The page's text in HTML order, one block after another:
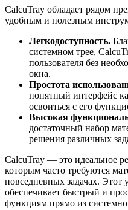
CalcuTray обладает рядом
удобным и полезным
Легкодоступность.
системном трее,
пользователя без
окна.
Простота
понятный интерфейс
освоиться с его
Высокая
достаточный набор
решения различных
CalcuTray — это идеальное
которым часто требуются
повседневных задачах. Этот
обеспечивает быстрый и
функциям прямо из